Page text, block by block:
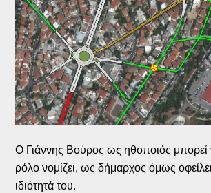
Ο Γιάννης Βούρος ως ηθοποιός μπορεί
ρόλο νομίζει, ως δήμαρχος όμως
ιδιότητά του.